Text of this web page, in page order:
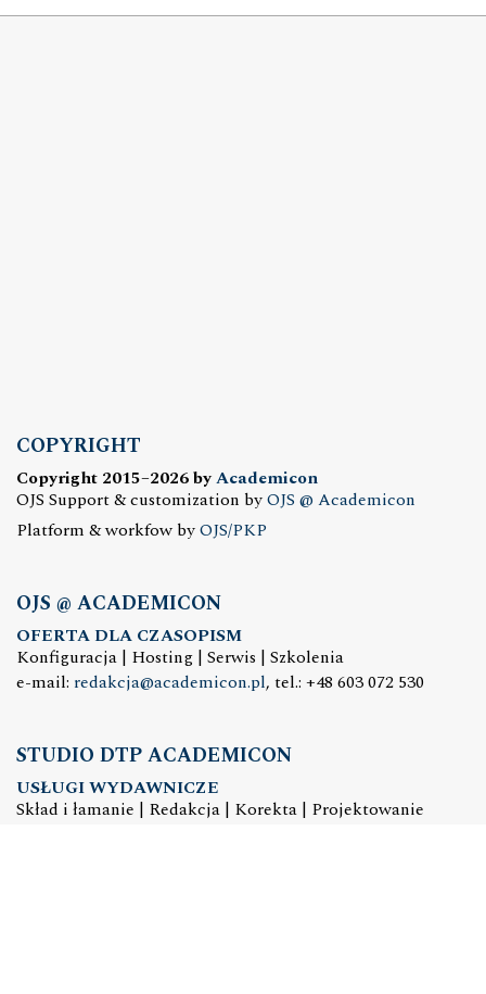
COPYRIGHT
Copyright 2015–2026 byAcademicon
OJS Support & customization byOJS @ Academicon
Platform & workfow byOJS/PKP
OJS @ ACADEMICON
OFERTA DLA CZASOPISM
Konfiguracja | Hosting | Serwis | Szkolenia
e-mail: redakcja@academicon.pl, tel.: +48 603 072 530
STUDIO DTP ACADEMICON
USŁUGI WYDAWNICZE
Skład i łamanie | Redakcja | Korekta | Projektowanie